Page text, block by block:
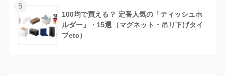
5
100均で買える？ 定番人気の「ティッシュホ
ルダー」・15選（マグネット・吊り下げタイ
プetc）